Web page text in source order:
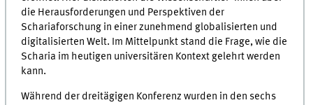
die Herausforderungen und Perspektiven der
Schariaforschung in einer zunehmend globalisierten und
digitalisierten Welt. Im Mittelpunkt stand die Frage, wie die
Scharia im heutigen universitären Kontext gelehrt werden
kann.
Während der dreitägigen Konferenz wurden in den sechs